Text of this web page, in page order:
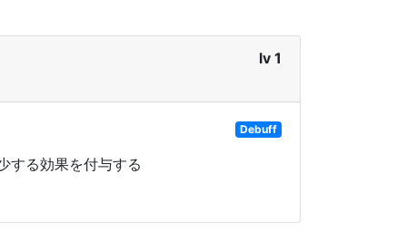
lv 1
Debuff
する効果を付与する